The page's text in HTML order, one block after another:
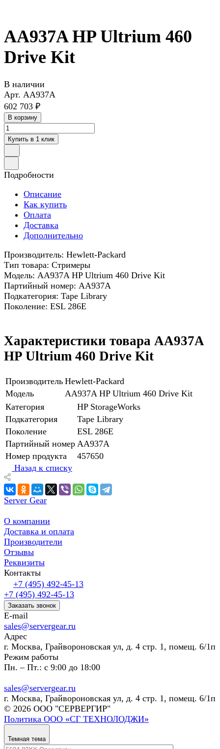
AA937A HP Ultrium 460
Drive Kit
В наличии
Арт. AA937A
602 703 ₽
В корзину
Купить в 1 клик
Подробности
Описание
Как купить
Оплата
Доставка
Дополнительно
Производитель: Hewlett-Packard
Тип товара: Стримеры
Модель: AA937A HP Ultrium 460 Drive Kit
Партийный номер: AA937A
Подкатегория: Tape Library
Поколение: ESL 286E
Характеристики товара AA937A
HP Ultrium 460 Drive Kit
Производитель Hewlett-Packard
Модель
AA937A HP Ultrium 460 Drive Kit
Категория
HP StorageWorks
Подкатегория
Tape Library
Поколение
ESL 286E
Партийный номер AA937A
Номер продукта
457650
Назад к списку
Server Gear
О компании
Доставка и оплата
Производители
Отзывы
Реквизиты
Контакты
+7 (495) 492-45-13
+7 (495) 492-45-13
Заказать звонок
E-mail
sales@servergear.ru
Адрес
г. Москва, Грайвороновская ул, д. 4 стр. 1, помещ. 6/1п
Режим работы
Пн. – Пт.: с 9:00 до 18:00
sales@servergear.ru
г. Москва, Грайвороновская ул, д. 4 стр. 1, помещ. 6/1п
© 2026 ООО "СЕРВЕРГИР"
Политика ООО «СГ ТЕХНОЛОДЖИ»
Темная тема